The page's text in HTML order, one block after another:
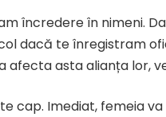
încredere în nimeni.
dacă te înregistram
afecta asta alianța lor,
cap. Imediat, femeia